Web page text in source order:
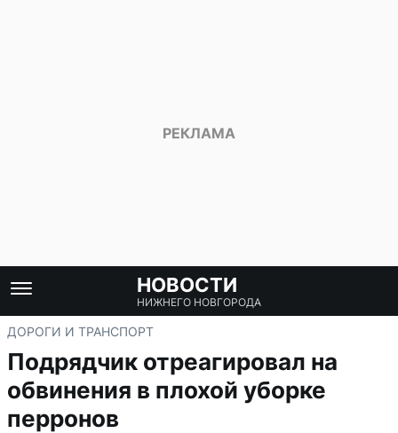
НОВОСТИ
НИЖНЕГО НОВГОРОДА
ДОРОГИ И ТРАНСПОРТ
Подрядчик отреагировал на
обвинения в плохой уборке
перронов